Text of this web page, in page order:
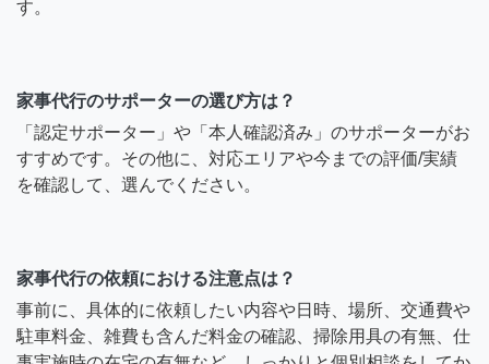
す。
家事代行のサポーターの選び方は？
「認定サポーター」や「本人確認済み」のサポーターがお
すすめです。その他に、対応エリアや今までの評価/実績
を確認して、選んでください。
家事代行の依頼における注意点は？
事前に、具体的に依頼したい内容や日時、場所、交通費や
駐車料金、雑費も含んだ料金の確認、掃除用具の有無、仕